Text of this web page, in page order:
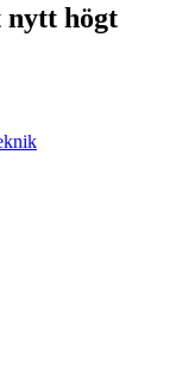
nytt högt